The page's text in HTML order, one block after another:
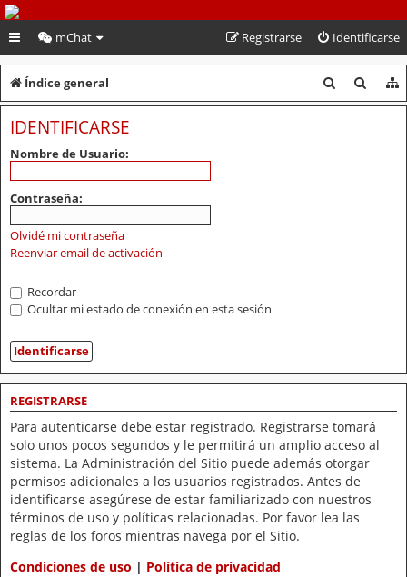
PeruVoley.com
mChat Identificarse
Registrarse
Índice general
u
u
IDENTIFICARSE
Nombre de Usuario:
Contraseña:
Olvidé mi contraseña
Reenviar email de activación
Recordar
Ocultar mi estado de conexión en esta sesión
REGISTRARSE
Para autenticarse debe estar registrado. Registrarse tomará
solo unos pocos segundos y le permitirá un amplio acceso al
sistema. La Administración del Sitio puede además otorgar
permisos adicionales a los usuarios registrados. Antes de
identificarse asegúrese de estar familiarizado con nuestros
términos de uso y políticas relacionadas. Por favor lea las
reglas de los foros mientras navega por el Sitio.
Condiciones de uso | Política de privacidad